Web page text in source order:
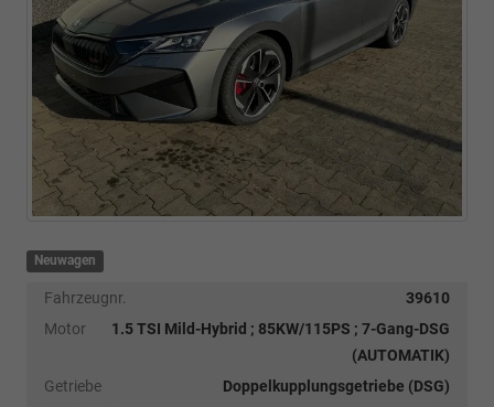
Neuwagen
Fahrzeugnr.
39610
Motor
1.5 TSI Mild-Hybrid ; 85KW/115PS ; 7-Gang-DSG
(AUTOMATIK)
Getriebe
Doppelkupplungsgetriebe (DSG)